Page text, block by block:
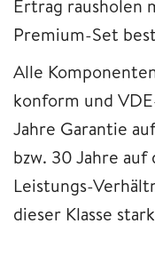
Ertrag rausholen
Premium-Set
Alle
konform und
Jahre Garantie
bzw. 30 Jahre
Leistungs-
dieser Klasse